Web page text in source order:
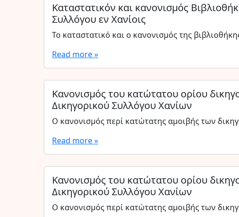
Καταστατικόν και κανονισμός
Συλλόγου εν Χανίοις
Το καταστατικό και ο κανονισμός της
Read more »
Κανονισμός του κατώτατου ορίου
Δικηγορικού Συλλόγου Χανίων
Ο κανονισμός περί κατώτατης αμοιβής των
Read more »
Κανονισμός του κατώτατου ορίου
Δικηγορικού Συλλόγου Χανίων
Ο κανονισμός περί κατώτατης αμοιβής των